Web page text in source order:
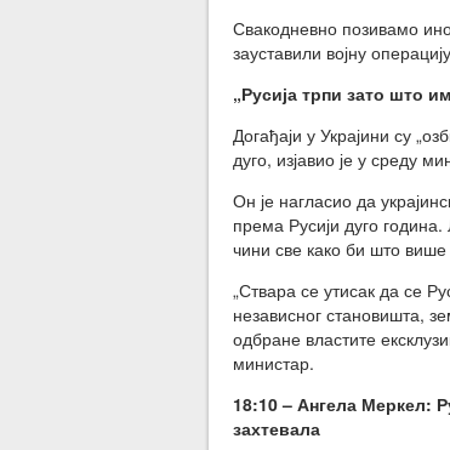
Свакодневно позивамо
зауставили војну
„Русија трпи зато што
Догађаји у Украјини су
дуго, изјавио је у среду
Он је нагласио да
према Русији дуго
чини све како би што
„Ствара се утисак да се
независног становишта,
одбране властите
министар.
18:10 – Ангела Меркел:
захтевала